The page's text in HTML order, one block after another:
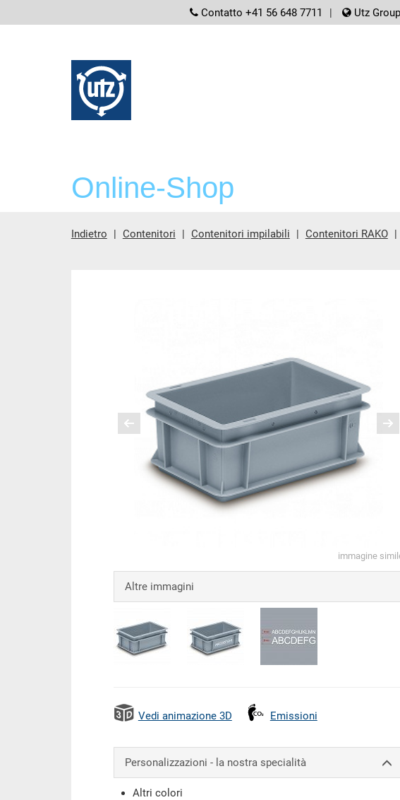
Contatto +41 56 648 7711 Utz Group
Online-Shop
Indietro Contenitori Contenitori impilabili Contenitori RAKO
immagine
Altre immagini
Vedi animazione 3D Emissioni
Personalizzazioni - la nostra specialità
Altri colori